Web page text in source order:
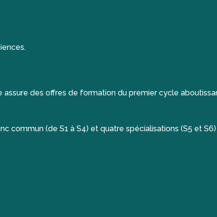
assure des offres de formation du premier cycle
commun (de S1 à S4) et quatre spécialisations (S5 et